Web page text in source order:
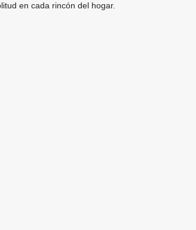
en cada rincón del hogar.